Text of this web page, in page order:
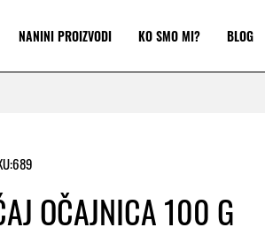
NANINI PROIZVODI KO SMO MI? BLOG
689
OČAJNICA 100 G